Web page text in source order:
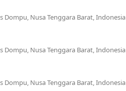
Dompu, Nusa Tenggara Barat, Indonesia
Dompu, Nusa Tenggara Barat, Indonesia
Dompu, Nusa Tenggara Barat, Indonesia